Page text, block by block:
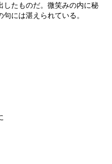
したものだ。微笑みの内に秘
には湛えられている。